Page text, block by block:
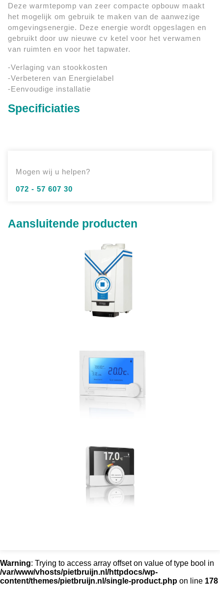
Deze warmtepomp van zeer compacte opbouw maakt
het mogelijk om gebruik te maken van de aanwezige
omgevingsenergie. Deze energie wordt opgeslagen en
gebruikt door uw nieuwe cv ketel voor het verwamen
van ruimten en voor het tapwater.
-Verlaging van stookkosten
-Verbeteren van Energielabel
-Eenvoudige installatie
Specificiaties
Mogen wij u helpen?
072 - 57 607 30
Aansluitende producten
Warning: Trying to access array offset on value of type bool in
/var/www/vhosts/pietbruijn.nl/httpdocs/wp-
content/themes/pietbruijn.nl/single-product.php on line 178